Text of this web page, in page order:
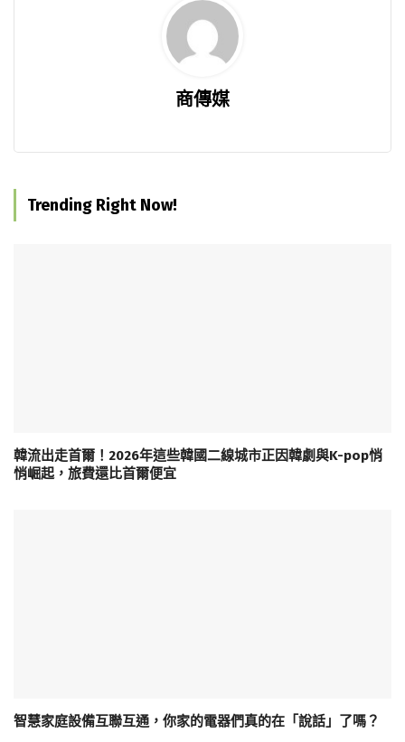
商傳媒
Trending Right Now!
韓流出走首爾！2026年這些韓國二線城市正因韓劇與K-pop悄
悄崛起，旅費還比首爾便宜
智慧家庭設備互聯互通，你家的電器們真的在「說話」了嗎？